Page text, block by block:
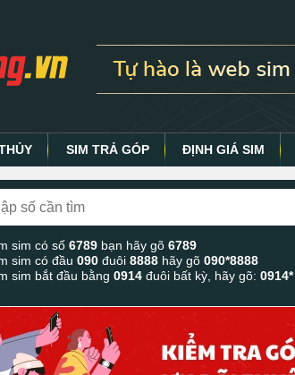
SIM TRẢ GÓP ĐỊNH GIÁ SIM
sim có số6789 bạn hãy gõ6789
sim có đầu090đuôi8888 hãy gõ090*8888
sim bắt đầu bằng0914 đuôi bất kỳ, hãy gõ:0914*